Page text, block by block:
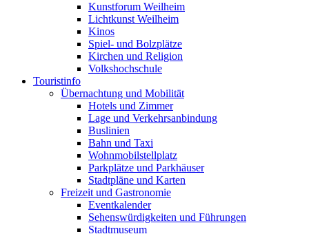
Kunstforum Weilheim
Lichtkunst Weilheim
Kinos
Spiel- und Bolzplätze
Kirchen und Religion
Volkshochschule
Touristinfo
Übernachtung und Mobilität
Hotels und Zimmer
Lage und Verkehrsanbindung
Buslinien
Bahn und Taxi
Wohnmobilstellplatz
Parkplätze und Parkhäuser
Stadtpläne und Karten
Freizeit und Gastronomie
Eventkalender
Sehenswürdigkeiten und Führungen
Stadtmuseum